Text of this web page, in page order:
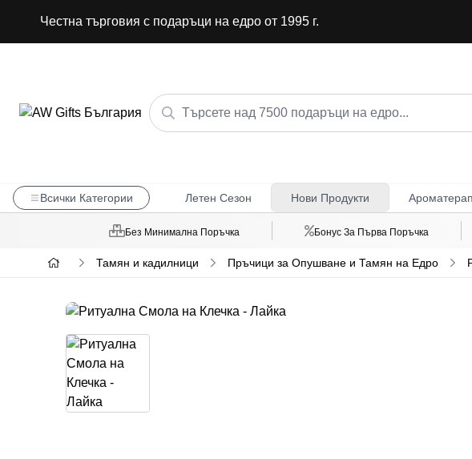
Честна търговия с подаръци на едро от 1995 г.
Всички Категории Летен Сезон Нови Продукти
Без Минимална Поръчка Бонус За Първа Поръчка
Тамян и кадилници Пръчици за Опушване и Тамян на Едро